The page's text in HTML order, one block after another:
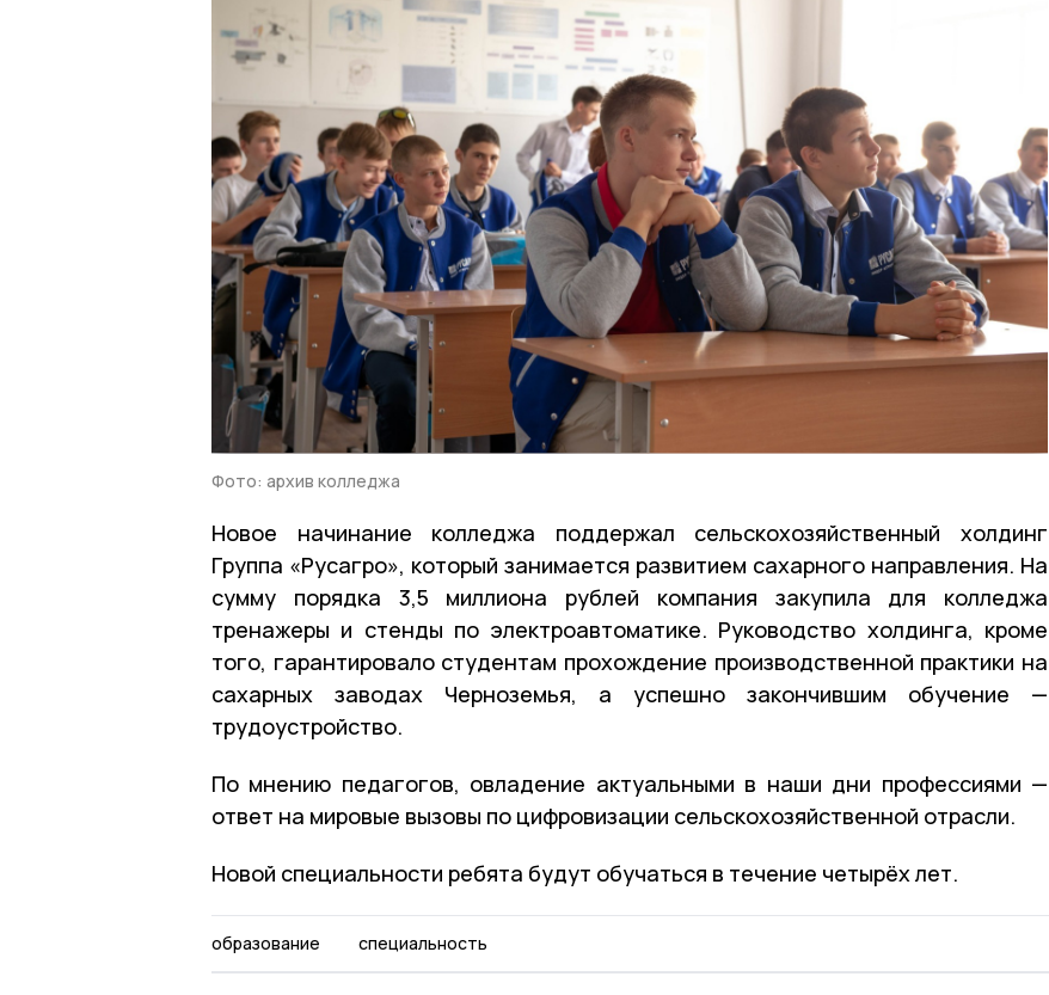
Фото: архив колледжа
Новое начинание колледжа поддержал сельскохозяйственный холдинг
Группа «Русагро», который занимается развитием сахарного направления. На
сумму порядка 3,5 миллиона рублей компания закупила для колледжа
тренажеры и стенды по электроавтоматике. Руководство холдинга, кроме
того, гарантировало студентам прохождение производственной практики на
сахарных заводах Черноземья, а успешно закончившим обучение —
трудоустройство.
По мнению педагогов, овладение актуальными в наши дни профессиями —
ответ на мировые вызовы по цифровизации сельскохозяйственной отрасли.
Новой специальности ребята будут обучаться в течение четырёх лет.
образование специальность